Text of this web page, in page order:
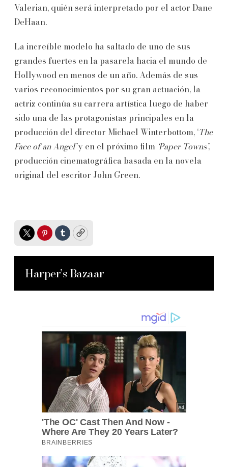
Valerian, quién será interpretado por el actor Dane
DeHaan.
La increíble modelo ha saltado de uno de sus
grandes fuertes en la pasarela hacia el mundo de
Hollywood en menos de un año. Además de sus
varios reconocimientos por su gran actuación, la
actriz continúa su carrera artística luego de haber
sido una de las protagonistas principales en la
producción del director Michael Winterbottom, ‘The
Face of an Angel’y en el próximo film ‘Paper Towns’,
producción cinematográfica basada en la novela
original del escritor John Green.
TwitterPinterest
TumblrCopy
Harper’s Bazaar